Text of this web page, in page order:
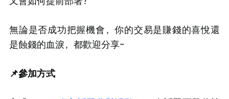
無論是否成功把握機會，你的交易是賺錢的喜悅還
是蝕錢的血淚，都歡迎分享~
📌參加方式